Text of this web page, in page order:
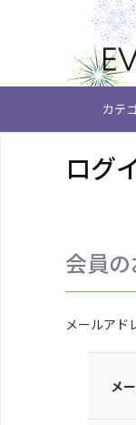
カテ
ログ
会員
メールアド
メ